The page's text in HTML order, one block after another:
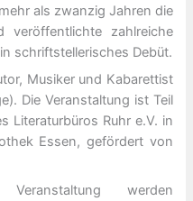
als zwanzig Jahren die
veröffentlichte zahlreiche
schriftstellerisches Debüt.
Musiker und Kabarettist
Die Veranstaltung ist Teil
Literaturbüros Ruhr e.V. in
Essen, gefördert von
werden